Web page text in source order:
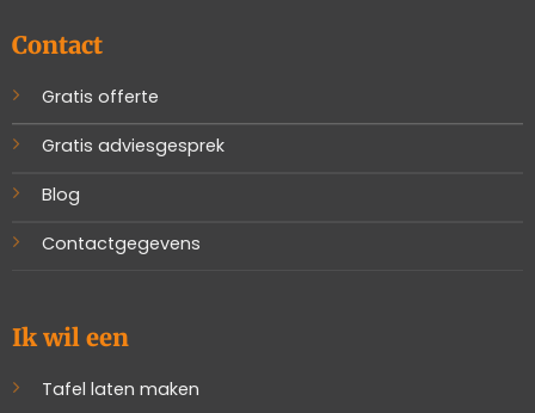
Contact
Gratis offerte
Gratis adviesgesprek
Blog
Contactgegevens
Ik wil een
Tafel laten maken